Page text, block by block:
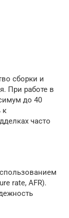
сборки и
При работе в
до 40
к
часто
rate, AFR).